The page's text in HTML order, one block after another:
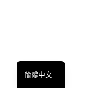
簡體中文